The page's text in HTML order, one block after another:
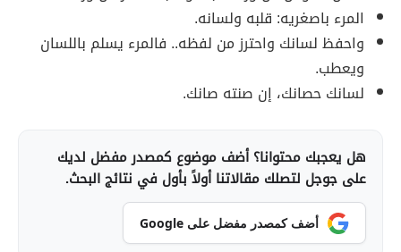
المرء باصغريه: قلبه ولسانه.
واحفظ لسانك واحترز من لفظه.. فالمرء يسلم باللسان
ويعطب.
لسانك حصانك، إن صنته صانك.
هل يعجبك محتوانا؟ أضف موضوع كمصدر مفضل لديك
على جوجل لتصلك مقالاتنا أولاً بأول في نتائج البحث.
أضف كمصدر مفضل على Google